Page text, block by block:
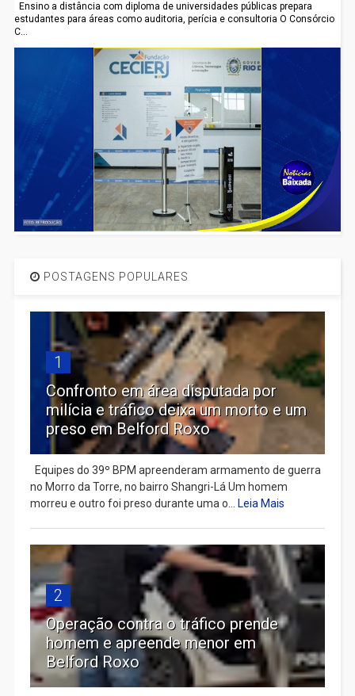
Ensino a distância com diploma de universidades públicas prepara
estudantes para áreas como auditoria, perícia e consultoria O Consórcio
C...
POSTAGENS POPULARES
1
Confronto em área disputada por
milícia e tráfico deixa um morto e um
preso em Belford Roxo
Equipes do 39º BPM apreenderam armamento de guerra
no Morro da Torre, no bairro Shangri-Lá Um homem
morreu e outro foi preso durante uma o... Leia Mais
2
Operação contra o tráfico prende
homem e apreende menor em
Belford Roxo